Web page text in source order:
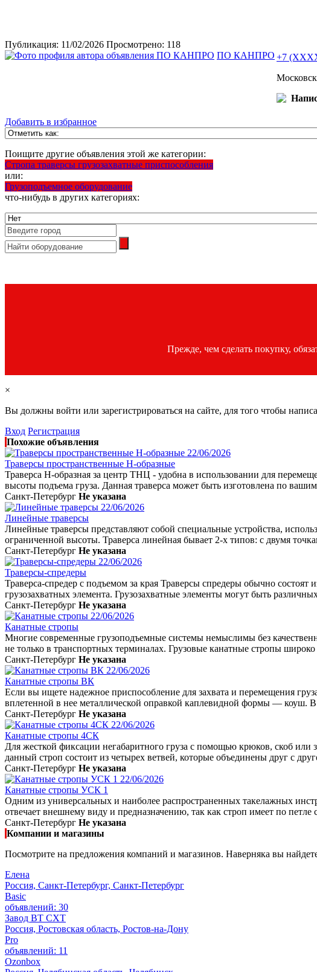
Публикация: 11/02/2026 Просмотрено: 118
ПО КАНПРО +7
Добавить в избранное
Поищите другие объявления этой же категории:
Стропа траверсы грузозахватные приспособления
или:
Грузоподъемное оборудование
что-нибудь в других категориях:
Прежде, чем сделать покупку,
×
Вы должны войти или зарегистрироваться на сайте, для того чтобы
Вход Регистрация
Похожие объявления
22/06/2026
Траверсы пространственные Н-образные
Траверса H-образная за центр ТНЦ - удобна в использовании для
высоты подъема груза. Данная траверса может быть изготовлена по
Санкт-Петербург Не указана
22/06/2026
Линейные траверсы
Линейные траверсы представляют собой специальные устройства,
ограниченной высоты. Траверса линейная бывает 2-х типов: с двумя
Санкт-Петербург Не указана
22/06/2026
Траверсы-спредеры
Траверса-спредер с подъемом за края Траверсы спредеры обычно
грузозахватных элемента. Грузозахватные элементы могут быть
Санкт-Петербург Не указана
22/06/2026
Канатные стропы
Многие современные грузоподъемные системы немыслимы без
не только в транспортных терминалах. Грузовые канатные стропы
Санкт-Петербург Не указана
22/06/2026
Канатные стропы ВК
Если вы ищете надежное приспособление для захвата и перемещения
вплетенной в нее металлической оправкой каплевидной формы — коуш. В
Санкт-Петербург Не указана
22/06/2026
Канатные стропы 4СК
Для жесткой фиксации негабаритного груза с помощью крюков, скоб
данный строп состоит из четырех ветвей, которые объединены друг с
Санкт-Петербург Не указана
22/06/2026
Канатные стропы УСК 1
Одним из универсальных и наиболее распространенных такелажных
отвечает внешнему виду и предназначению, так как строп имеет по
Санкт-Петербург Не указана
Компании и магазины
Посмотрите на предложения компаний и магазинов. Наверняка вы
Елена
Россия, Санкт-Петербург, Санкт-Петербург
Basic
объявлений: 30
Завод ВТ СХТ
Россия, Ростовская область, Ростов-на-Дону
Pro
объявлений: 11
Ozonbox